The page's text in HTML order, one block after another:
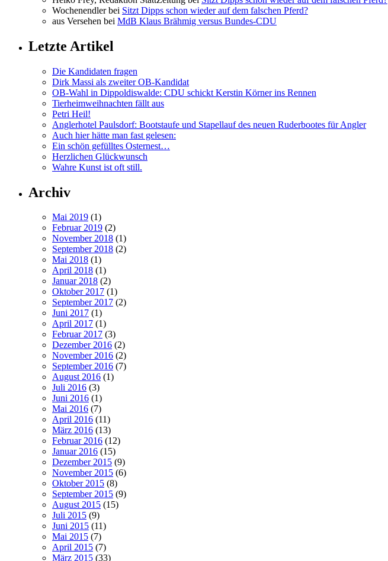
Wochenendler bei Sitzt Dipps schon wieder auf dem falschen Pferd?
aus Versehen bei MdB Klaus Brähmig versus Bundes-CDU
Letzte Artikel
Die Kandidaten fragen
Dirk Massi als zweiter OB-Kandidat
OB-Wahl in Dippoldiswalde: CDU schickt Kerstin Körner ins Rennen
Tierheimweihnachten fällt aus
Petri Heil!
Anglerhotel Paulsdorf: Bootstaufe und Stapellauf des neuen Ruderbootes für Angler
Auch hier hätte man fast gelesen:
Ein schön gefülltes Osternest…
Herzlichen Glückwunsch
Wahre Kunst ist oft still.
Archiv
Mai 2019 (1)
Februar 2019 (2)
November 2018 (1)
September 2018 (2)
Mai 2018 (1)
April 2018 (1)
Januar 2018 (2)
Oktober 2017 (1)
September 2017 (2)
Juni 2017 (1)
April 2017 (1)
Februar 2017 (3)
Dezember 2016 (2)
November 2016 (2)
September 2016 (7)
August 2016 (1)
Juli 2016 (3)
Juni 2016 (1)
Mai 2016 (7)
April 2016 (11)
März 2016 (13)
Februar 2016 (12)
Januar 2016 (15)
Dezember 2015 (9)
November 2015 (6)
Oktober 2015 (8)
September 2015 (9)
August 2015 (15)
Juli 2015 (9)
Juni 2015 (11)
Mai 2015 (7)
April 2015 (7)
März 2015 (33)